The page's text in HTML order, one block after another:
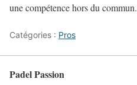
une compétence hors du commun.
Catégories : Pros
Padel Passion